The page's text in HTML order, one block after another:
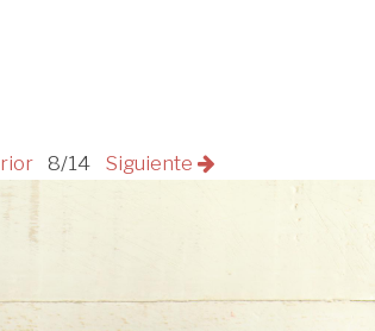
8/14 Siguiente